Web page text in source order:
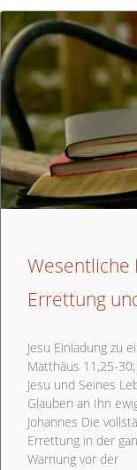
Wesentliche
Errettung
Jesu Einladung zu
Matthäus 11,25-
Jesu und Seines
Glauben an Ihn
Johannes Die
Errettung in der
Warnung vor der